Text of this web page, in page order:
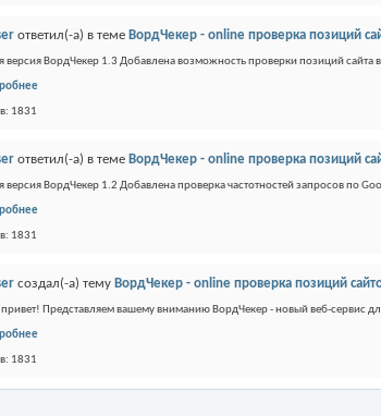
ответил(-а) в теме ВордЧекер - online проверка позиций
версия ВордЧекер 1.3 Добавлена возможность проверки позиций
1831
ответил(-а) в теме ВордЧекер - online проверка позиций
версия ВордЧекер 1.2 Добавлена проверка частотностей запросов по
1831
создал(-а) тему ВордЧекер - online проверка позиций
Представляем вашему вниманию ВордЧекер - новый веб-сервис
1831